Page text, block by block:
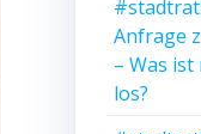
Anfrage
– Was
los?